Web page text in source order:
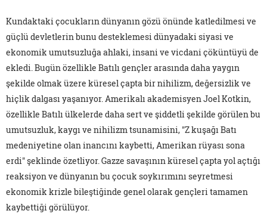
Kundaktaki çocukların dünyanın gözü önünde katledilmesi ve
güçlü devletlerin bunu desteklemesi dünyadaki siyasi ve
ekonomik umutsuzluğa ahlaki, insani ve vicdani çöküntüyü de
ekledi. Bugün özellikle Batılı gençler arasında daha yaygın
şekilde olmak üzere küresel çapta bir nihilizm, değersizlik ve
hiçlik dalgası yaşanıyor. Amerikalı akademisyen Joel Kotkin,
özellikle Batılı ülkelerde daha sert ve şiddetli şekilde görülen bu
umutsuzluk, kaygı ve nihilizm tsunamisini, "Z kuşağı Batı
medeniyetine olan inancını kaybetti, Amerikan rüyası sona
erdi" şeklinde özetliyor. Gazze savaşının küresel çapta yol açtığı
reaksiyon ve dünyanın bu çocuk soykırımını seyretmesi
ekonomik krizle bileştiğinde genel olarak gençleri tamamen
kaybettiği görülüyor.